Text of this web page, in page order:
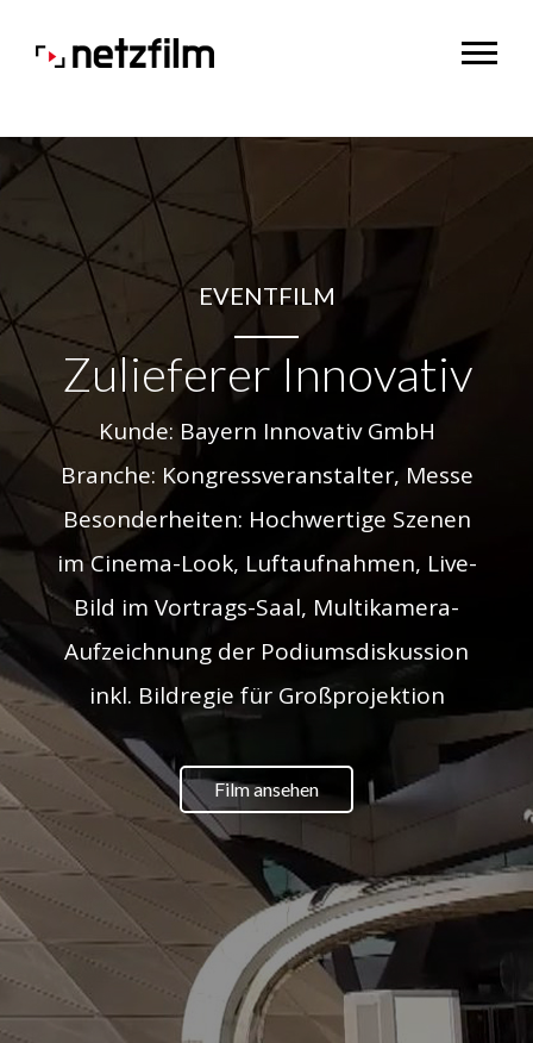
EVENTFILM
Zulieferer Innovativ
Kunde: Bayern Innovativ GmbH
Branche: Kongressveranstalter, Messe
Besonderheiten: Hochwertige Szenen
im Cinema-Look, Luftaufnahmen, Live-
Bild im Vortrags-Saal, Multikamera-
Aufzeichnung der Podiumsdiskussion
inkl. Bildregie für Großprojektion
Film ansehen